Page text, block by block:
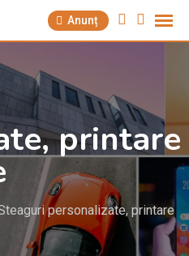
Anunț
printare
personalizate, printare